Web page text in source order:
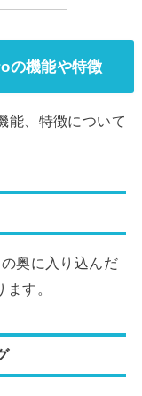
の機能や特徴
能、特徴について
奥に入り込んだ
す。